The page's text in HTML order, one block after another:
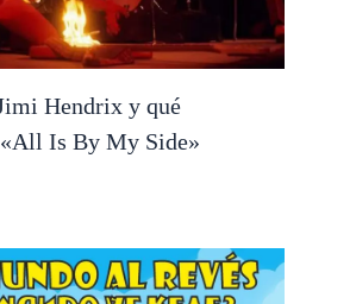
Hendrix y qué
Is By My Side»